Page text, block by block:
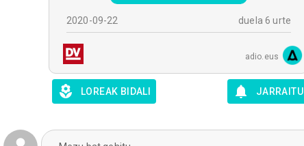
2020-09-22 duela 6 urte
adio.eus
LOREAK BIDALI JARRAITU